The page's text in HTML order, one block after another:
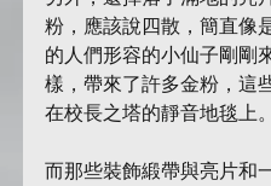
粉，應該說四散，簡直像
的人們形容的小仙子剛剛
樣，帶來了許多金粉，這
在校長之塔的靜音地毯上。
而那些裝飾緞帶與亮片